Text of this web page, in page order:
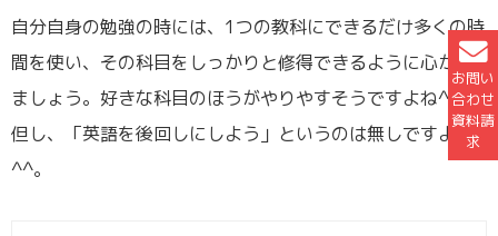
お問い
合わせ
資料請
求
自分自身の勉強の時には、1つの教科にできるだけ多くの時
間を使い、その科目をしっかりと修得できるように心がけ
ましょう。好きな科目のほうがやりやすそうですよね^^。
但し、「英語を後回しにしよう」というのは無しですよ…
^^。